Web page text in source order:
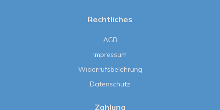
Rechtliches
AGB
Impressum
Widerrufsbelehrung
Datenschutz
Zahlung